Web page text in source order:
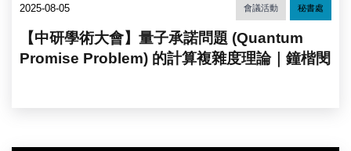
2025-08-05 會議活動 秘書處
【中研學術大會】量子承諾問題 (Quantum
Promise Problem) 的計算複雜度理論｜鐘楷閔